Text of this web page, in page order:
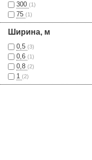
300 (1)
75 (1)
Ширина, м
0,5 (3)
0,6 (1)
0,8 (2)
1 (2)